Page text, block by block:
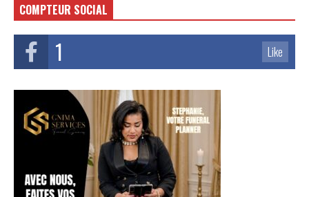
COMPTEUR SOCIAL
1 Like